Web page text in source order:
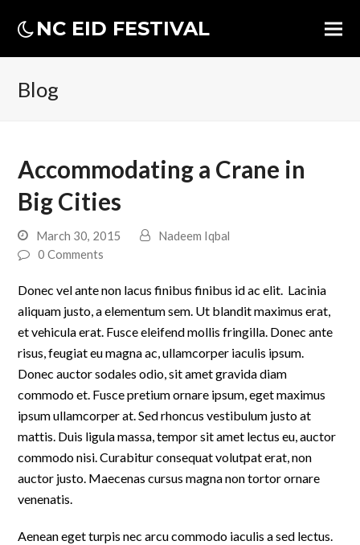
NC EID FESTIVAL
Blog
Accommodating a Crane in
Big Cities
March 30, 2015
Nadeem Iqbal
0 Comments
Donec vel ante non lacus finibus finibus id ac elit. Lacinia
aliquam justo, a elementum sem. Ut blandit maximus erat,
et vehicula erat. Fusce eleifend mollis fringilla. Donec ante
risus, feugiat eu magna ac, ullamcorper iaculis ipsum.
Donec auctor sodales odio, sit amet gravida diam
commodo et. Fusce pretium ornare ipsum, eget maximus
ipsum ullamcorper at. Sed rhoncus vestibulum justo at
mattis. Duis ligula massa, tempor sit amet lectus eu, auctor
commodo nisi. Curabitur consequat volutpat erat, non
auctor justo. Maecenas cursus magna non tortor ornare
venenatis.
Aenean eget turpis nec arcu commodo iaculis a sed lectus.